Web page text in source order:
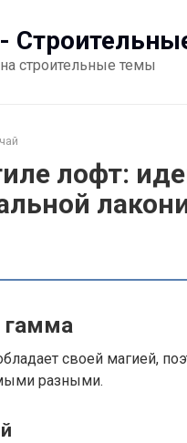
строительные темы
лофт:
гамма
своей магией,
разными.